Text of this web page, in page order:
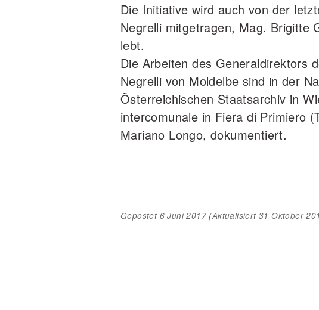
Die Initiative wird auch von der
Negrelli mitgetragen, Mag. Brigitte
lebt.
Die Arbeiten des Generaldirektors
Negrelli von Moldelbe sind in der
Österreichischen Staatsarchiv in
intercomunale in Fiera di Primiero
Mariano Longo, dokumentiert.
Gepostet 6 Juni 2017 (Aktualisiert31 Oktober